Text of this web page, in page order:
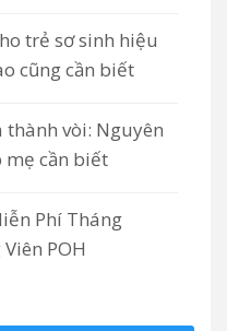
trẻ sơ sinh hiệu
cũng cần biết
thành vòi: Nguyên
mẹ cần biết
Phí Tháng
POH